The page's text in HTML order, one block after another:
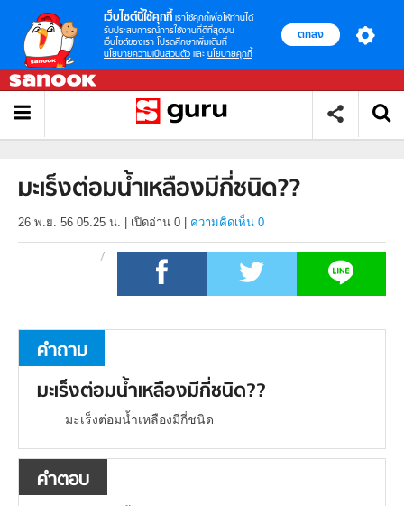
เว็บไซต์นี้ใช้คุกกี้ เราใช้คุกกี้เพื่อให้ท่านได้
รับประสบการณ์การใช้งานที่ดีที่สุดบน
เว็บไซต์ของเรา โปรดศึกษาเพิ่มเติมที่
นโยบายความเป็นส่วนตัว และ นโยบายคุกกี้
ตกลง
มะเร็งต่อมน้ำเหลืองมีกี่ชนิด??
26 พ.ย. 56 05.25 น. เปิดอ่าน 0 ความคิดเห็น 0
คำถาม
มะเร็งต่อมน้ำเหลืองมีกี่ชนิด??
มะเร็งต่อมน้ำเหลืองมีกี่ชนิด
คำตอบ